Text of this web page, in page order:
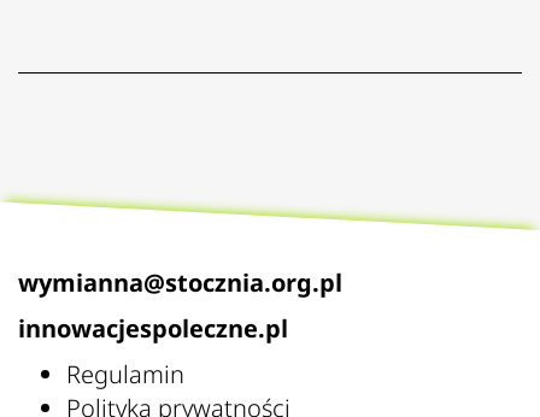
wymianna@stocznia.org.pl
innowacjespoleczne.pl
Regulamin
Polityka prywatności